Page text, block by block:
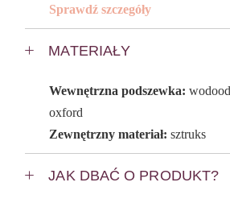
Sprawdź szczegóły
MATERIAŁY
Wewnętrzna podszewka:
oxford
Zewnętrzny materiał: sztruks
JAK DBAĆ O PRODUKT?